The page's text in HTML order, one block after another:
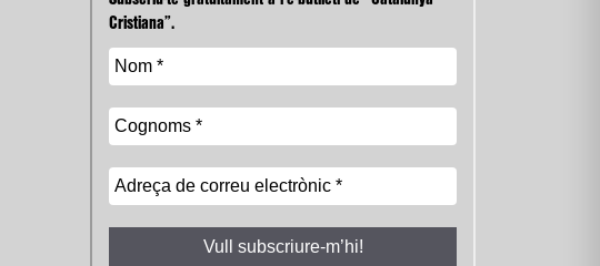
Cristiana”.